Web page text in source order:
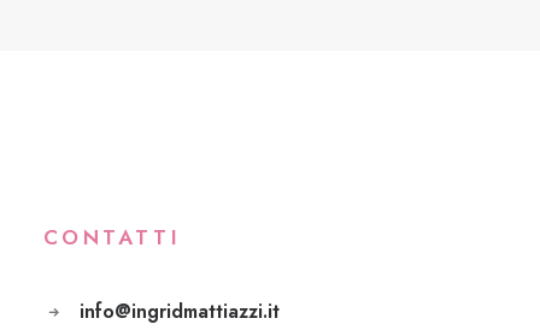
CONTATTI
info@ingridmattiazzi.it